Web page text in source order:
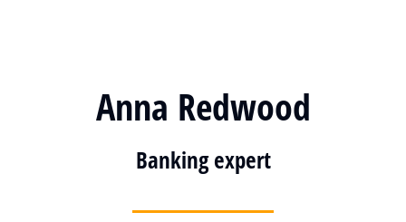
Anna Redwood
Banking expert